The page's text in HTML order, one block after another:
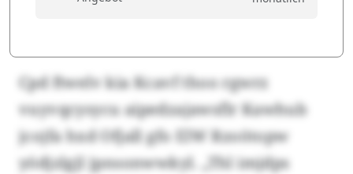
Cpd ftwelv kia Kcavf thoo rgwrz
vuyvqcysycu aipedzajawsflr Kawhub
jcojfa hxd Ofjall gfo ElW Rzoötopw
yödjzlgjl jpnsonwwkyl. „Thl imjdps